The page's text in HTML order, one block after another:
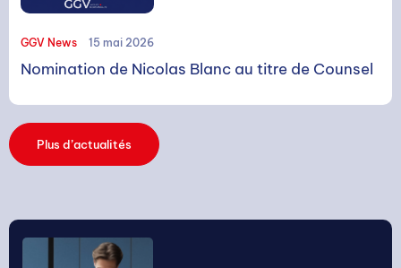
GGV News 15 mai 2026
Nomination de Nicolas Blanc au titre de Counsel
Plus d’actualités